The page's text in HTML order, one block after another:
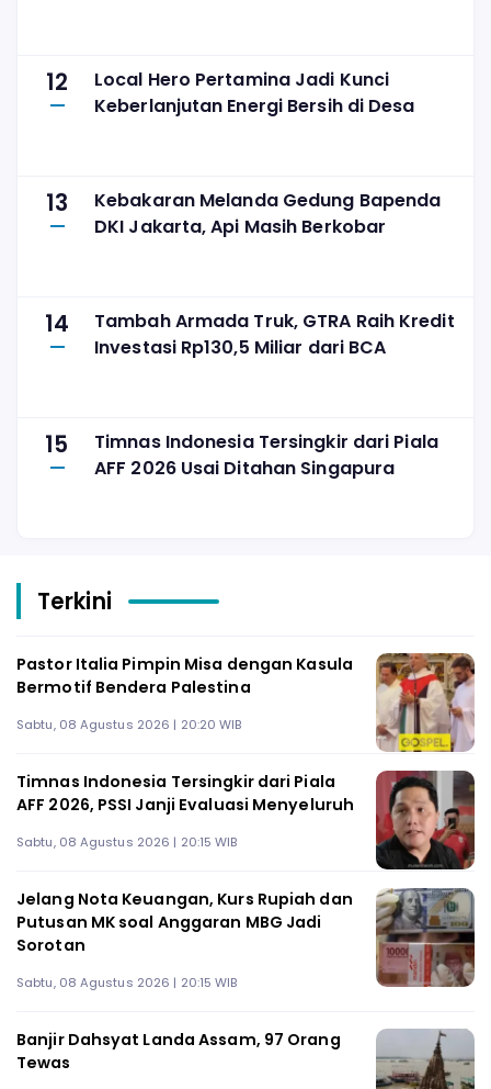
12
Local Hero Pertamina Jadi Kunci
Keberlanjutan Energi Bersih di Desa
13
Kebakaran Melanda Gedung Bapenda
DKI Jakarta, Api Masih Berkobar
14
Tambah Armada Truk, GTRA Raih Kredit
Investasi Rp130,5 Miliar dari BCA
15
Timnas Indonesia Tersingkir dari Piala
AFF 2026 Usai Ditahan Singapura
Terkini
Pastor Italia Pimpin Misa dengan Kasula
Bermotif Bendera Palestina
Sabtu, 08 Agustus 2026 | 20:20 WIB
Timnas Indonesia Tersingkir dari Piala
AFF 2026, PSSI Janji Evaluasi Menyeluruh
Sabtu, 08 Agustus 2026 | 20:15 WIB
Jelang Nota Keuangan, Kurs Rupiah dan
Putusan MK soal Anggaran MBG Jadi
Sorotan
Sabtu, 08 Agustus 2026 | 20:15 WIB
Banjir Dahsyat Landa Assam, 97 Orang
Tewas